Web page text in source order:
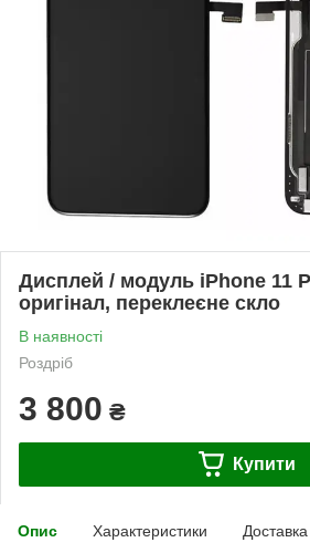
Дисплей / модуль iPhone 11
оригінал, переклеєне скло
В наявності
Роздріб
3 800 ₴
Купити
Опис Характеристики Доставка